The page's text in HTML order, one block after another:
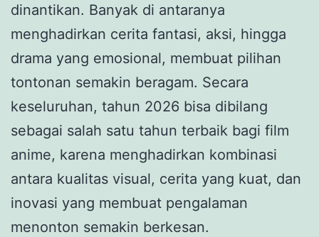
dinantikan. Banyak di antaranya
menghadirkan cerita fantasi, aksi, hingga
drama yang emosional, membuat pilihan
tontonan semakin beragam. Secara
keseluruhan, tahun 2026 bisa dibilang
sebagai salah satu tahun terbaik bagi film
anime, karena menghadirkan kombinasi
antara kualitas visual, cerita yang kuat, dan
inovasi yang membuat pengalaman
menonton semakin berkesan.